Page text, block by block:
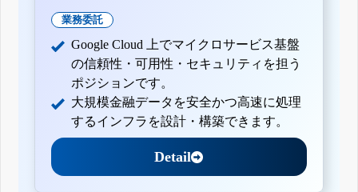
業務委託
Google Cloud 上でマイクロサービス基盤
の信頼性・可用性・セキュリティを担う
ポジションです。
大規模金融データを安全かつ高速に処理
するインフラを設計・構築できます。
Detail